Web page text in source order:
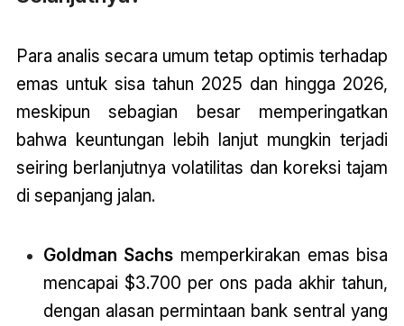
Para analis secara umum tetap optimis terhadap
emas untuk sisa tahun 2025 dan hingga 2026,
meskipun sebagian besar memperingatkan
bahwa keuntungan lebih lanjut mungkin terjadi
seiring berlanjutnya volatilitas dan koreksi tajam
di sepanjang jalan.
Goldman Sachs memperkirakan emas bisa
mencapai $3.700 per ons pada akhir tahun,
dengan alasan permintaan bank sentral yang